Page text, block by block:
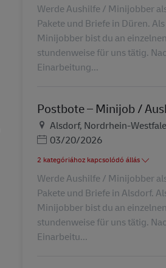
Werde Aushilfe / Minijobber
Pakete und Briefe in Düren.
Minijobber bist du an
stundenweise für uns tätig.
Einarbeitung...
Postbote – Minijob /
Helyszín
Alsdorf, Nordrhein-
Posted Date
03/20/2026
2 kategóriához kapcsolódó állás
Werde Aushilfe / Minijobber
Pakete und Briefe in Alsdorf.
Minijobber bist du an
stundenweise für uns tätig.
Einarbeitu...